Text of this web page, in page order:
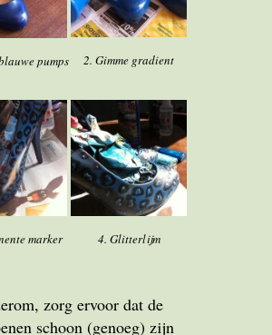
pumps 2. Gimme gradient
marker 4. Glitterlijm
zorg ervoor dat de
schoon (genoeg) zijn